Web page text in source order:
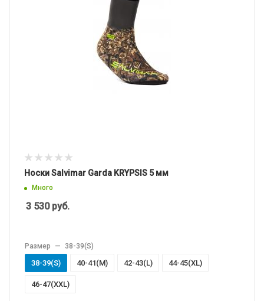
Носки Salvimar Garda KRYPSIS 5 мм
Много
3 530руб.
Размер — 38-39(S)
38-39(S) 40-41(M) 42-43(L) 44-45(XL)
46-47(XXL)